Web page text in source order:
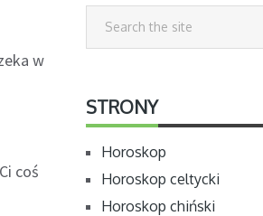
w
coś
STRONY
Horoskop
Horoskop celtycki
Horoskop chiński